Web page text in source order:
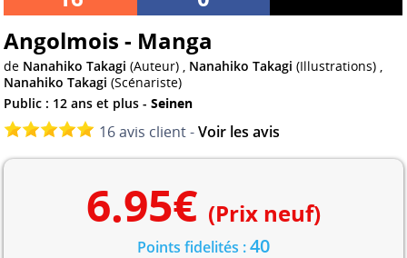
Angolmois - Manga
de Nanahiko Takagi (Auteur) , Nanahiko Takagi (Illustrations) ,
Nanahiko Takagi (Scénariste)
Public : 12 ans et plus -Seinen
16 avis client -Voir les avis
6.95€ (Prix neuf)
Points fidelités :40